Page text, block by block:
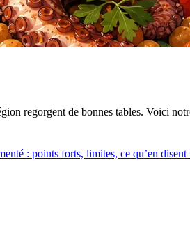
regorgent de bonnes tables. Voici
: points forts, limites, ce qu’en disent